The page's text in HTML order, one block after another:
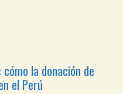
la donación de
el Perú